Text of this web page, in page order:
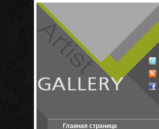
Главная страница